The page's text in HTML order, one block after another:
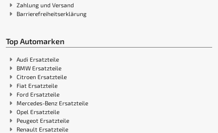
Zahlung und Versand
Barrierefreiheitserklärung
Top Automarken
Audi Ersatzteile
BMW Ersatzteile
Citroen Ersatzteile
Fiat Ersatzteile
Ford Ersatzteile
Mercedes-Benz Ersatzteile
Opel Ersatzteile
Peugeot Ersatzteile
Renault Ersatzteile